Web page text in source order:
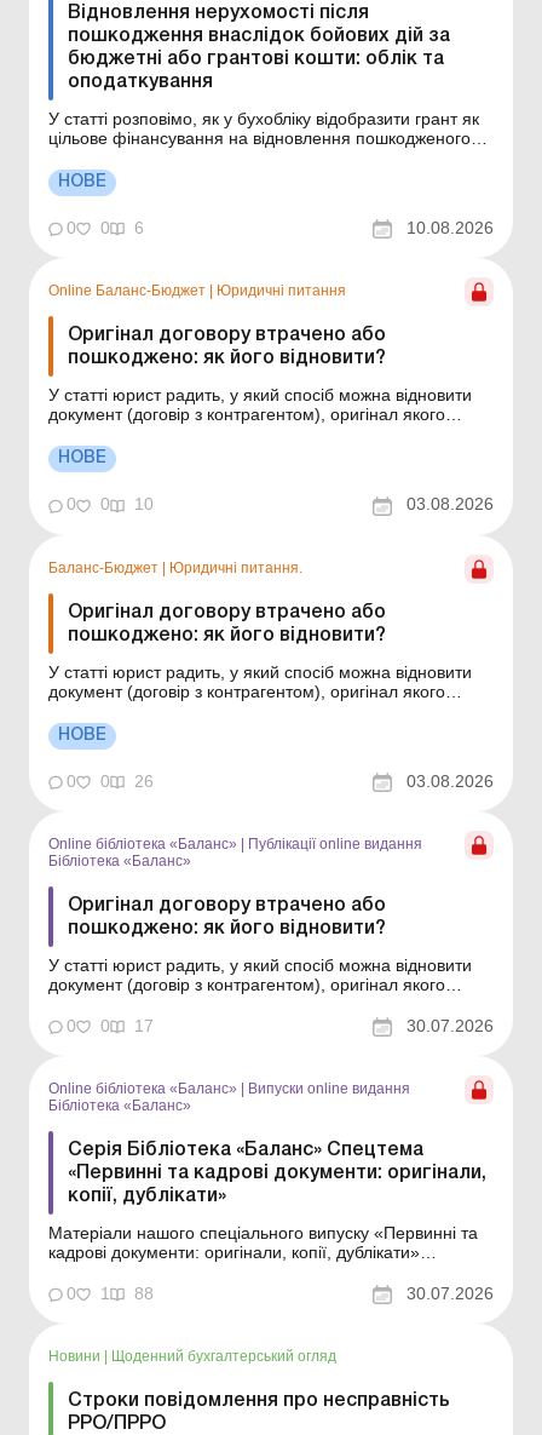
Відновлення нерухомості після
пошкодження внаслідок бойових дій за
бюджетні або грантові кошти: облік та
оподаткування
У статті розповімо, як у бухобліку відобразити грант як
цільове фінансування на відновлення пошкодженого
відображати дохід від такого фінансування та що
робити з витратами на відновлення – включати до
витрат періоду чи капіталізувати. Ситуація. По т...
НОВЕ
0 0 6 10.08.2026
Online Баланс-Бюджет Юридичні питання
Оригінал договору втрачено або
пошкоджено: як його відновити?
У статті юрист радить, у який спосіб можна відновити
документ (договір з контрагентом), оригінал якого
серпня 2026 року Оригінали документів суб’єкта
господарювання може бути втрачено або пошкоджено
з будь-яких причин: стихійне лихо, бойові д...
НОВЕ
0 0 10 03.08.2026
Баланс-Бюджет | Юридичні питання.
Оригінал договору втрачено або
пошкоджено: як його відновити?
У статті юрист радить, у який спосіб можна відновити
документ (договір з контрагентом), оригінал якого
суб’єкта господарювання може бути втрачено або
пошкоджено з будь-яких причин: стихійне лихо, бойові
дії, інші форс-мажорні обставини, недбале ст...
НОВЕ
0 0 26 03.08.2026
Online бібліотека «Баланс» | Публікації online видання
Бібліотека «Баланс»
Оригінал договору втрачено або
пошкоджено: як його відновити?
У статті юрист радить, у який спосіб можна відновити
документ (договір з контрагентом), оригінал якого
Спецтема «Первинні та кадрові документи: оригінали,
копії, дублікати» Оригінали документів суб’єкта
0 0 17 30.07.2026
Online бібліотека «Баланс»
Випуски online видання
Бібліотека «Баланс»
Серія Бібліотека «Баланс» Спецтема
«Первинні та кадрові документи: оригінали,
копії, дублікати»
Матеріали нашого спеціального випуску «Первинні та
кадрові документи: оригінали, копії, дублікати»
докладно розповіли, у чому полягає різниця між
оригіналами, копіями та дублікатами документів, у яких
0 1 88 30.07.2026
Новини Щоденний бухгалтерський огляд
Строки повідомлення про несправність
РРО/ПРРО